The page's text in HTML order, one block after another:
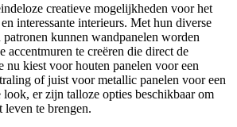
creatieve mogelijkheden voor het
interessante interieurs. Met hun diverse
patronen kunnen wandpanelen worden
accentmuren te creëren die direct de
nu kiest voor houten panelen voor een
of juist voor metallic panelen voor een
look, er zijn talloze opties beschikbaar om
te brengen.